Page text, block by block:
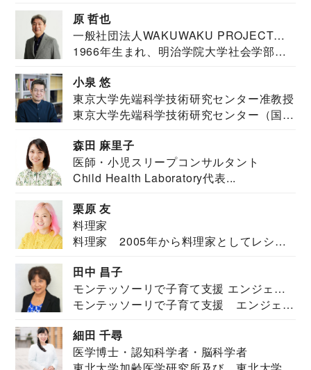
原 哲也
一般社団法人WAKUWAKU PROJECT
JAPAN代表・言語聴覚士・社会福祉士
1966年生まれ、明治学院大学社会学部福
小泉 悠
東京大学先端科学技術研究センター准教授
東京大学先端科学技術研究センター（国際
森田 麻里子
医師・小児スリープコンサルタント
Child Health Laboratory代表...
栗原 友
料理家
料理家 2005年から料理家としてレシピ
田中 昌子
モンテッソーリで子育て支援 エンジェル
ズハウス研究所所長
モンテッソーリで子育て支援 エンジェル
細田 千尋
医学博士・認知科学者・脳科学者